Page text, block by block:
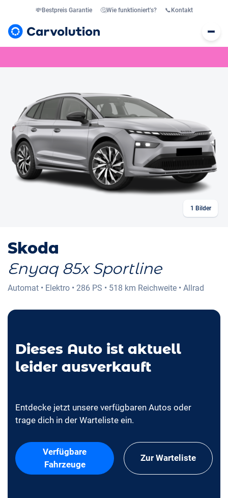
💸Bestpreis Garantie 🤔Wie funktioniert’s? 📞 Kontakt
1 Bilder
Skoda
Enyaq 85x Sportline
Automat • Elektro • 286 PS • 518 km Reichweite • Allrad
Dieses Auto ist aktuell
leider ausverkauft
Entdecke jetzt unsere verfügbaren Autos oder
trage dich in der Warteliste ein.
Verfügbare
Fahrzeuge
Zur Warteliste